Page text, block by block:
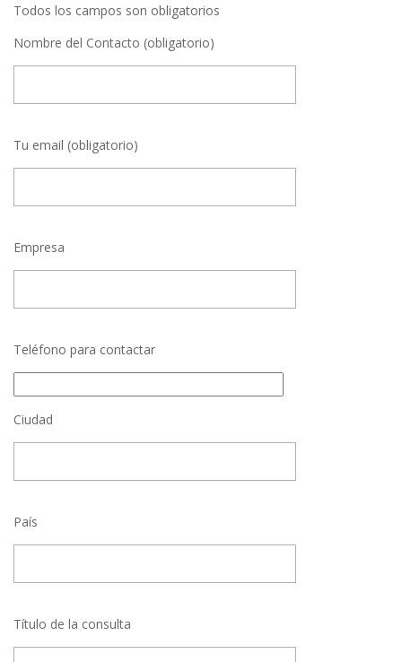
Todos los campos son obligatorios
Nombre del Contacto (obligatorio)
Tu email (obligatorio)
Empresa
Teléfono para contactar
Ciudad
País
Título de la consulta